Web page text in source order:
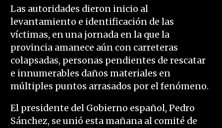
Las autoridades dieron inicio al
levantamiento e identificación de las
víctimas, en una jornada en la que la
provincia amanece aún con carreteras
colapsadas, personas pendientes de rescatar
e innumerables daños materiales en
múltiples puntos arrasados por el fenómeno.
El presidente del Gobierno español, Pedro
Sánchez, se unió esta mañana al comité de